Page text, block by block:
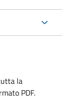
la
PDF.